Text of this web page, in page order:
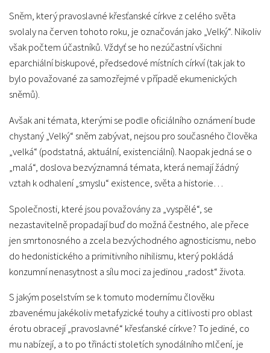
Sněm, který pravoslavné křesťanské církve z celého světa
svolaly na červen tohoto roku, je označován jako „Velký“. Nikoliv
však počtem účastníků. Vždyť se ho nezúčastní všichni
eparchiální biskupové, předsedové místních církví (tak jak to
bylo považované za samozřejmé v případě ekumenických
sněmů).
Avšak ani témata, kterými se podle oficiálního oznámení bude
chystaný „Velký“ sněm zabývat, nejsou pro současného člověka
„velká“ (podstatná, aktuální, existenciální). Naopak jedná se o
„malá“, doslova bezvýznamná témata, která nemají žádný
vztah k odhalení „smyslu“ existence, světa a historie…
Společnosti, které jsou považovány za „vyspělé“, se
nezastavitelně propadají buď do možná čestného, ale přece
jen smrtonosného a zcela bezvýchodného agnosticismu, nebo
do hedonistického a primitivního nihilismu, který pokládá
konzumní nenasytnost a sílu moci za jedinou „radost“ života.
S jakým poselstvím se k tomuto modernímu člověku
zbavenému jakékoliv metafyzické touhy a citlivosti pro oblast
érotu obracejí „pravoslavné“ křesťanské církve? To jediné, co
mu nabízejí, a to po třinácti stoletích synodálního mlčení, je